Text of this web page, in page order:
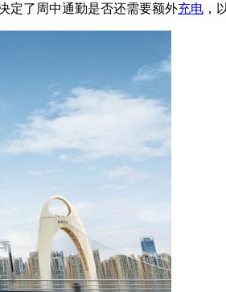
定了周中通勤是否还需要额外充电 ，